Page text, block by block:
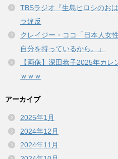
TBSラジオ『生島ヒロシのお
ラ違反
クレイジー・ココ「日本人女
自分を持っているから。」
【画像】深田恭子2025年カ
ｗｗｗ
アーカイブ
2025年1月
2024年12月
2024年11月